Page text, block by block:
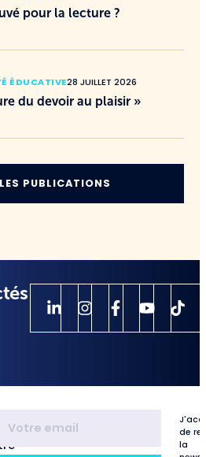
pour la lecture ?
ÉDUCATIVE28 JUILLET 2026
du devoir au plaisir »
PUBLICATIONS
de
la